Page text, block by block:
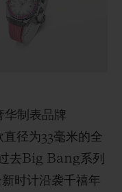
华制表品牌
径为33毫米的全
去Big Bang系列
时计沿袭千禧年